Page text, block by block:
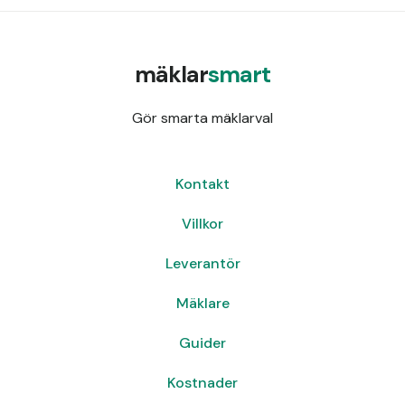
mäklarsmart
Gör smarta mäklarval
Kontakt
Villkor
Leverantör
Mäklare
Guider
Kostnader